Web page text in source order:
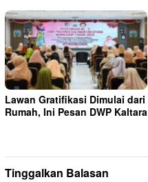
Lawan Gratifikasi Dimulai dari
Rumah, Ini Pesan DWP Kaltara
Tinggalkan Balasan